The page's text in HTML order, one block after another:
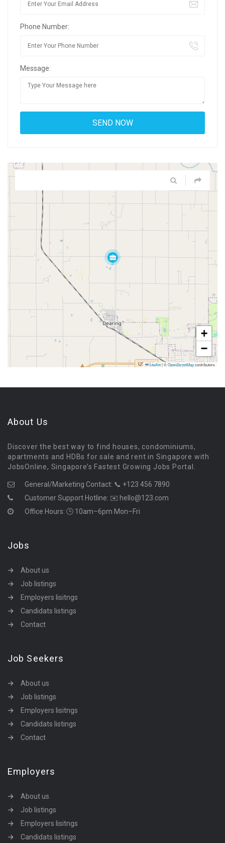
Phone Number:
Message:
+
−
Leaflet|©OpenStreetMapcontributors
About Us
Discover the best way to find houses, condominiums,
apartments and HDBs for sale and rent in Singapore with
JobsOnline, Singapore’s Fastest Growing Jobs Portal.
General/Marketing Contact: 📞 +123 456 7890
Customer Support Hotline: ✉️ hello@123.com
Office Hours: 🕒 10am–6pm Mon–Fri
Jobs
About us
Job listings
Employers lisitngs
Candidats listings
Contact
Job Seekers
About us
Job listings
Employers lisitngs
Candidats listings
Contact
Employers
About us
Job listings
Employers lisitngs
Candidats listings